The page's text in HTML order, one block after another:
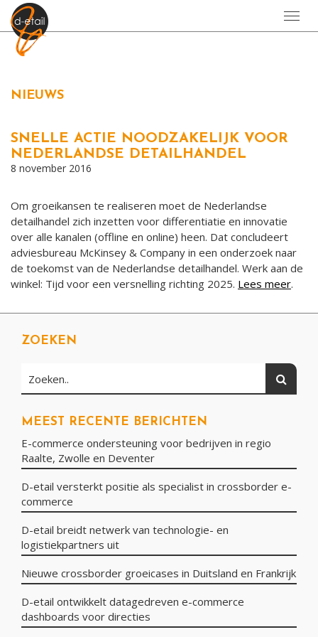
NIEUWS
SNELLE ACTIE NOODZAKELIJK VOOR
NEDERLANDSE DETAILHANDEL
8 november 2016
Om groeikansen te realiseren moet de Nederlandse
detailhandel zich inzetten voor differentiatie en innovatie
over alle kanalen (offline en online) heen. Dat concludeert
adviesbureau McKinsey & Company in een onderzoek naar
de toekomst van de Nederlandse detailhandel. Werk aan de
winkel: Tijd voor een versnelling richting 2025. Lees meer.
ZOEKEN
Zoeken..
MEEST RECENTE BERICHTEN
E-commerce ondersteuning voor bedrijven in regio
Raalte, Zwolle en Deventer
D-etail versterkt positie als specialist in crossborder e-
commerce
D-etail breidt netwerk van technologie- en
logistiekpartners uit
Nieuwe crossborder groeicases in Duitsland en Frankrijk
D-etail ontwikkelt datagedreven e-commerce
dashboards voor directies